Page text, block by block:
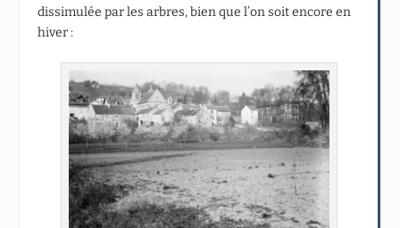
dissimulée par les arbres, bien que l’on soit encore en
hiver :